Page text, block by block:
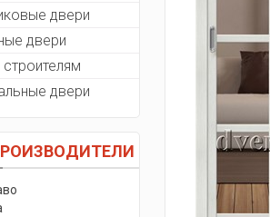
двери
двери
двери